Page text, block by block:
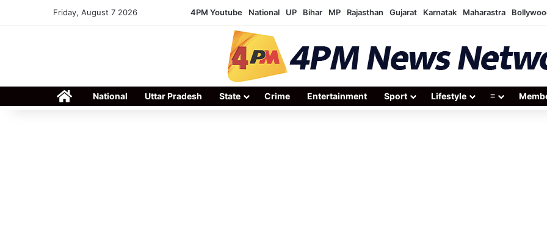
Friday, August 7 2026 4PM Youtube National UP Bihar MP Rajasthan Gujarat Karnatak Maharastra
HomeNational Uttar Pradesh State Crime Entertainment Sport Lifestyle ≡